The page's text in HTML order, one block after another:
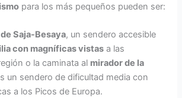
para los más pequeños pueden ser:
Saja-Besaya, un sendero accesible
con magníficas vistasa las
o la caminata al mirador de la
un sendero de dificultad media con
a los Picos de Europa.